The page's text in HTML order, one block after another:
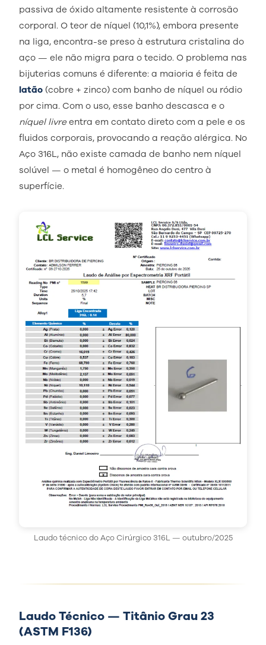
passiva de óxido altamente resistente à corrosão
corporal. O teor de níquel (10,1%), embora presente
na liga, encontra-se preso à estrutura cristalina do
aço — ele não migra para o tecido. O problema nas
bijuterias comuns é diferente: a maioria é feita de
latão (cobre + zinco) com banho de níquel ou ródio
por cima. Com o uso, esse banho descasca e o
níquel livre entra em contato direto com a pele e os
fluidos corporais, provocando a reação alérgica. No
Aço 316L, não existe camada de banho nem níquel
solúvel — o metal é homogêneo do centro à
superfície.
Laudo técnico do Aço Cirúrgico 316L — outubro/2025
Laudo Técnico — Titânio Grau 23
(ASTM F136)